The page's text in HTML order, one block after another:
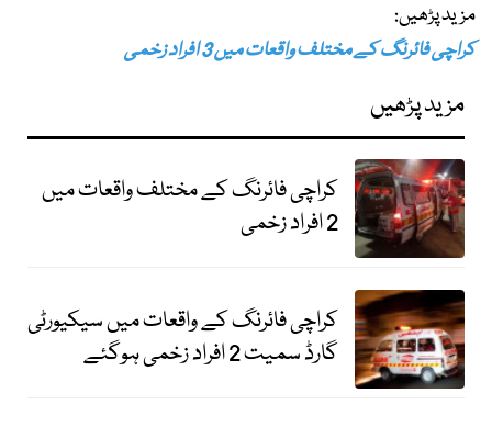
مزید پڑھیں:
کراچی فائرنگ کے مختلف واقعات میں 3 افراد زخمی
مزید پڑھیں
کراچی فائرنگ کے مختلف واقعات میں
2 افراد زخمی
کراچی فائرنگ کے واقعات میں سیکیورٹی
گارڈ سمیت 2 افراد زخمی ہوگئے